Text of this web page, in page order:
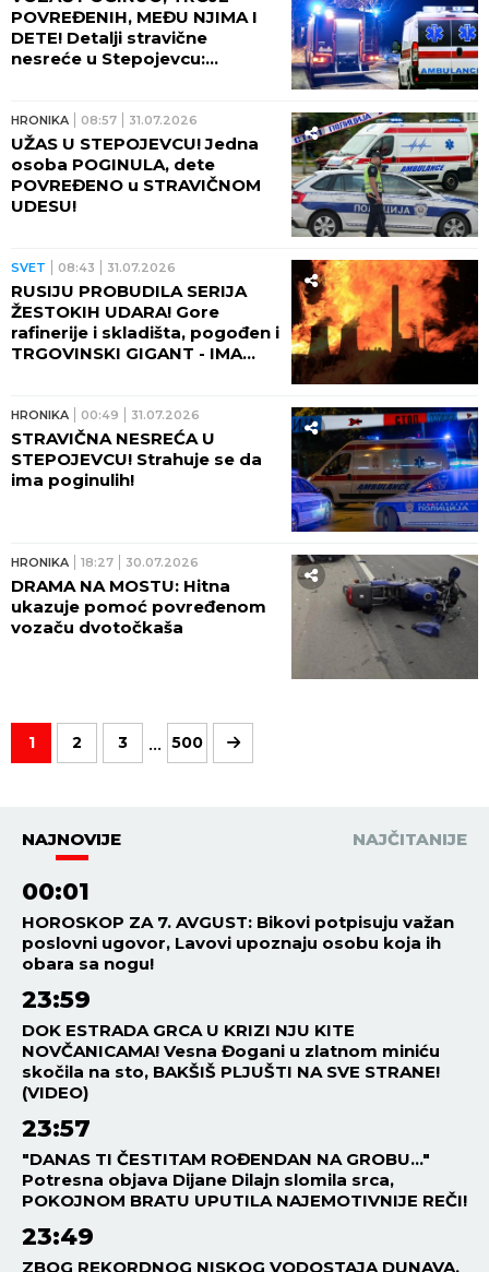
POVREĐENIH, MEĐU NJIMA I
DETE! Detalji stravične
nesreće u Stepojevcu:
HRONIKA 08:57 31.07.2026
UŽAS U STEPOJEVCU! Jedna
osoba POGINULA, dete
POVREĐENO u STRAVIČNOM
UDESU!
SVET 08:43 31.07.2026
RUSIJU PROBUDILA SERIJA
ŽESTOKIH UDARA! Gore
rafinerije i skladišta, pogođen i
TRGOVINSKI GIGANT - IMA
HRONIKA 00:49 31.07.2026
STRAVIČNA NESREĆA U
STEPOJEVCU! Strahuje se da
ima poginulih!
HRONIKA 18:27 30.07.2026
DRAMA NA MOSTU: Hitna
ukazuje pomoć povređenom
vozaču dvotočkaša
1 2 3 ... 500
NAJNOVIJE NAJČITANIJE
00:01
HOROSKOP ZA 7. AVGUST: Bikovi potpisuju važan
poslovni ugovor, Lavovi upoznaju osobu koja ih
obara sa nogu!
23:59
DOK ESTRADA GRCA U KRIZI NJU KITE
NOVČANICAMA! Vesna Đogani u zlatnom miniću
skočila na sto, BAKŠIŠ PLJUŠTI NA SVE STRANE!
(VIDEO)
23:57
"DANAS TI ČESTITAM ROĐENDAN NA GROBU..."
Potresna objava Dijane Dilajn slomila srca,
POKOJNOM BRATU UPUTILA NAJEMOTIVNIJE REČI!
23:49
ZBOG REKORDNOG NISKOG VODOSTAJA DUNAVA,